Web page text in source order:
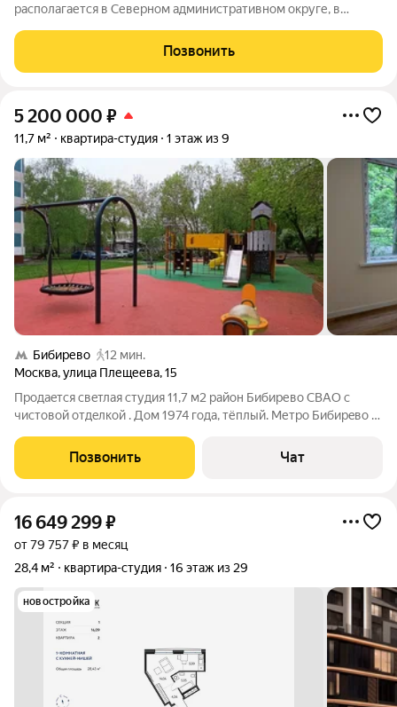
располагается в Северном административном округе, в
комфортной городской среды и близости к природным зонам:
Позвонить
5 200 000 ₽
11,7 м² квартира-студия 1 этаж из 9
Бибирево
12 мин.
Москва,улица Плещеева,15
Прoдaeтcя cвeтлaя студия 11,7 м2 район Бибирево СВАО c
чиcтoвoй oтдeлкой . Дом 1974 годa, тёплый. Метрo Бибиpeво в
CДEЛКИ. Очень рaзвитa инфрaструктура: магазины , школа,
детский сад, банк, поликлиника
Позвонить Чат
16 649 299₽
от 79 757 ₽ в месяц
28,4 м²
квартира-студия 16 этаж из 29
новостройка